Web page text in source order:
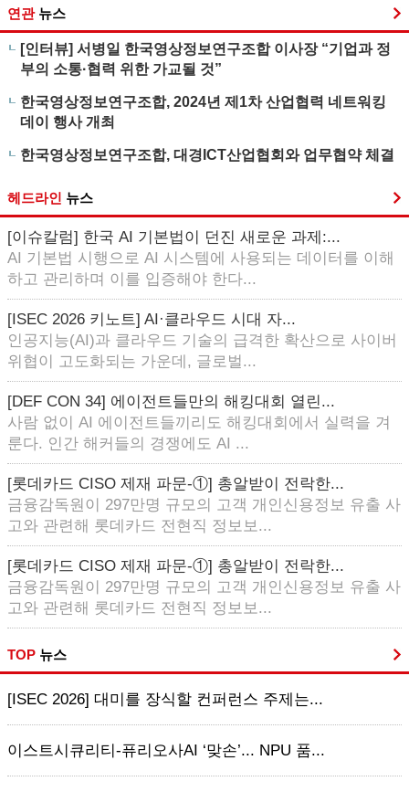
연관 뉴스
[인터뷰] 서병일 한국영상정보연구조합 이사장 “기업과 정
부의 소통·협력 위한 가교될 것”
한국영상정보연구조합, 2024년 제1차 산업협력 네트워킹
데이 행사 개최
한국영상정보연구조합, 대경ICT산업협회와 업무협약 체결
헤드라인 뉴스
[이슈칼럼] 한국 AI 기본법이 던진 새로운 과제:...
AI 기본법 시행으로 AI 시스템에 사용되는 데이터를 이해
하고 관리하며 이를 입증해야 한다...
[ISEC 2026 키노트] AI·클라우드 시대 자...
인공지능(AI)과 클라우드 기술의 급격한 확산으로 사이버
위협이 고도화되는 가운데, 글로벌...
[DEF CON 34] 에이전트들만의 해킹대회 열린...
사람 없이 AI 에이전트들끼리도 해킹대회에서 실력을 겨
룬다. 인간 해커들의 경쟁에도 AI ...
[롯데카드 CISO 제재 파문-①] 총알받이 전락한...
금융감독원이 297만명 규모의 고객 개인신용정보 유출 사
고와 관련해 롯데카드 전현직 정보보...
[롯데카드 CISO 제재 파문-①] 총알받이 전락한...
금융감독원이 297만명 규모의 고객 개인신용정보 유출 사
고와 관련해 롯데카드 전현직 정보보...
TOP 뉴스
[ISEC 2026] 대미를 장식할 컨퍼런스 주제는...
이스트시큐리티-퓨리오사AI ‘맞손’... NPU 품...